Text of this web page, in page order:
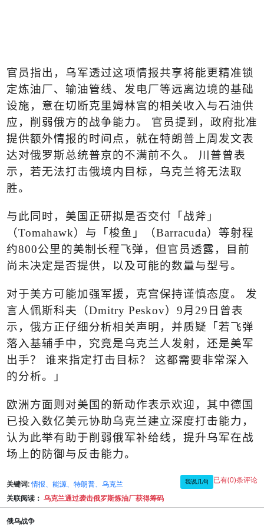
官员指出，乌军透过这项情报共享将能更精准锁
定炼油厂、输油管线、发电厂等远离边境的基础
设施，意在切断克里姆林宫的相关收入与石油供
应，削弱俄方的战争能力。 官员提到，政府批准
提供额外情报的时间点，就在特朗普上周发文表
达对俄罗斯总统普京的不满前不久。 川普曾表
示，若无法打击俄境内目标，乌克兰将无法取
胜。
与此同时，美国正研拟是否交付「战斧」
（Tomahawk）与「梭鱼」（Barracuda）等射程
约800公里的美制长程飞弹，但官员透露，目前
尚未决定是否提供，以及可能的数量与型号。
对于美方可能加强军援，克宫保持谨慎态度。 发
言人佩斯科夫（Dmitry Peskov） 9月 29 日曾表
示，俄方正仔细分析相关声明，并质疑「若飞弹
落入基辅手中，究竟是乌克兰人发射，还是美军
出手？ 谁来指定打击目标？ 这都需要非常深入
的分析。」
欧洲方面则对美国的新动作表示欢迎，其中德国
已投入数亿美元协助乌克兰建立深度打击能力，
认为此举有助于削弱俄军补给线，提升乌军在战
场上的防御与反击能力。
关键词:情报、能源、特朗普、乌克兰 我说几句 已有(0)条评论
关联阅读： 乌克兰通过袭击俄罗斯炼油厂获得筹码
俄乌战争